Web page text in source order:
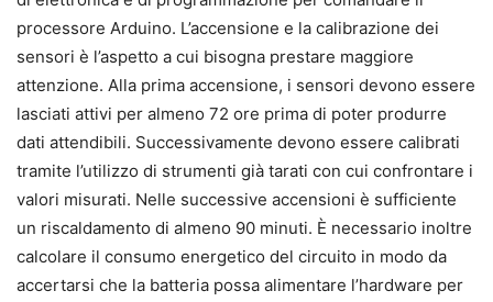
processore Arduino. L’accensione e la calibrazione dei
sensori è l’aspetto a cui bisogna prestare maggiore
attenzione. Alla prima accensione, i sensori devono essere
lasciati attivi per almeno 72 ore prima di poter produrre
dati attendibili. Successivamente devono essere calibrati
tramite l’utilizzo di strumenti già tarati con cui confrontare i
valori misurati. Nelle successive accensioni è sufficiente
un riscaldamento di almeno 90 minuti. È necessario inoltre
calcolare il consumo energetico del circuito in modo da
accertarsi che la batteria possa alimentare l’hardware per